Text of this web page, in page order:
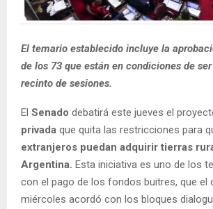
El temario establecido incluye la
de los 73 que están en condiciones de
recinto de sesiones.
El Senado debatirá este jueves el
privada que quita las restricciones para
extranjeros puedan adquirir tierras
Argentina. Esta iniciativa es uno de los
con el pago de los fondos buitres, que el
miércoles acordó con los bloques